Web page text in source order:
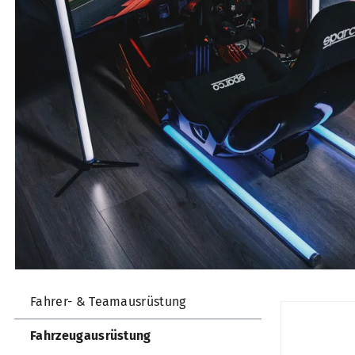
Fahrer- & Teamausrüstung
Fahrzeugausrüstung